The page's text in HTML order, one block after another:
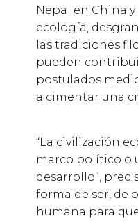
Nepal en China
ecología,
las tradiciones
pueden
postulados
a cimentar una
“La civilización
marco político o
desarrollo”,
forma de ser, de
humana para